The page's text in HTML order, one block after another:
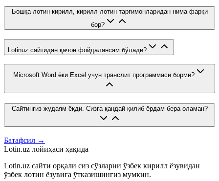
Бошқа лотин-кирилл, кирилл-лотин тарғимонларидан нима фарқи
бор?
Lotinuz сайтидан қачон фойдалансам бўлади?
Microsoft Word ёки Excel учун транслит программаси борми?
Сайтингиз жудаям ёқди. Сизга қандай қилиб ёрдам бера оламан?
Батафсил →
Lotin.uz лойиҳаси ҳақида
Lotin.uz сайти орқали сиз сўзларни ўзбек кирилл ёзувидан
ўзбек лотин ёзувига ўтказишингиз мумкин.